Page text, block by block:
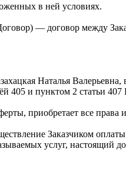
в ней условиях.
— договор между
Наталья
405 и пунктом 2 статьи 407
приобретает все права
Заказчиком
услуг, настоящий